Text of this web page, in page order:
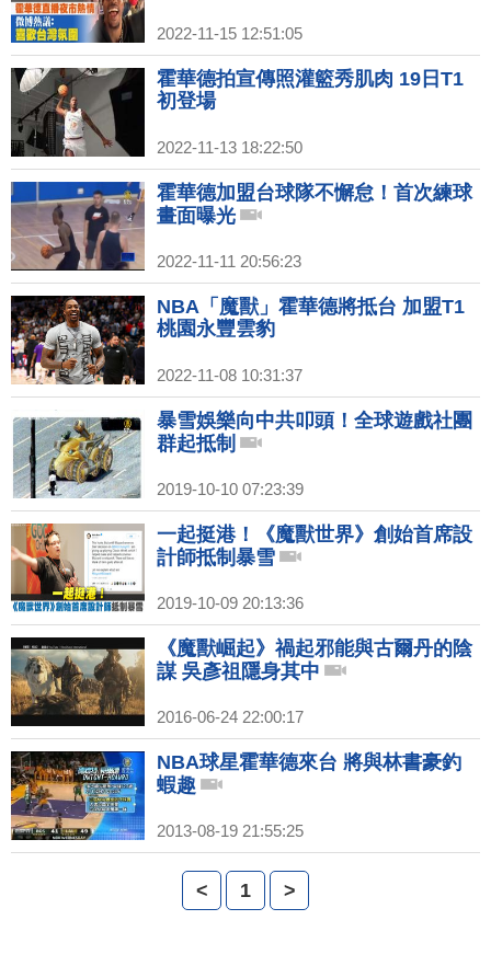
2022-11-15 12:51:05
霍華德拍宣傳照灌籃秀肌肉 19日T1
初登場
2022-11-13 18:22:50
霍華德加盟台球隊不懈怠！首次練球
畫面曝光
2022-11-11 20:56:23
NBA「魔獸」霍華德將抵台 加盟T1
桃園永豐雲豹
2022-11-08 10:31:37
暴雪娛樂向中共叩頭！全球遊戲社團
群起抵制
2019-10-10 07:23:39
一起挺港！《魔獸世界》創始首席設
計師抵制暴雪
2019-10-09 20:13:36
《魔獸崛起》禍起邪能與古爾丹的陰
謀 吳彥祖隱身其中
2016-06-24 22:00:17
NBA球星霍華德來台 將與林書豪釣
蝦趣
2013-08-19 21:55:25
< 1 >